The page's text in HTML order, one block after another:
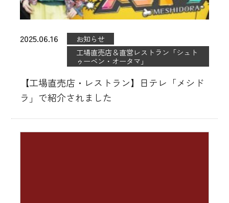
2025.06.16
お知らせ
工場直売店＆直営レストラン「シュト
ゥーベン・オータマ」
【工場直売店・レストラン】日テレ「メシド
ラ」で紹介されました